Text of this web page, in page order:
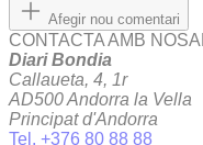
Afegir nou comentari
CONTACTA AMB
Diari Bondia
Callaueta, 4, 1r
AD500 Andorra la Vella
Principat d'Andorra
Tel. +376 80 88 88